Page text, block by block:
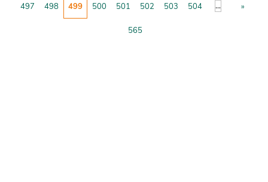
497 498 499 500 501 502 503 504 ... »
565